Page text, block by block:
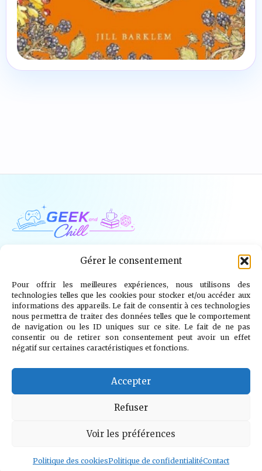
Gérer le consentement
Pour offrir les meilleures expériences, nous utilisons des
technologies telles que les cookies pour stocker et/ou accéder aux
informations des appareils. Le fait de consentir à ces technologies
nous permettra de traiter des données telles que le comportement
de navigation ou les ID uniques sur ce site. Le fait de ne pas
consentir ou de retirer son consentement peut avoir un effet
négatif sur certaines caractéristiques et fonctions.
Accepter
Refuser
Voir les préférences
Politique des cookiesPolitique de confidentialitéContact
Jeux Vidéo Tech Tabletop Livres
Mangas / BD TV Goodies Kids
Wargames
info@geekandchill.com
Contact
À propos